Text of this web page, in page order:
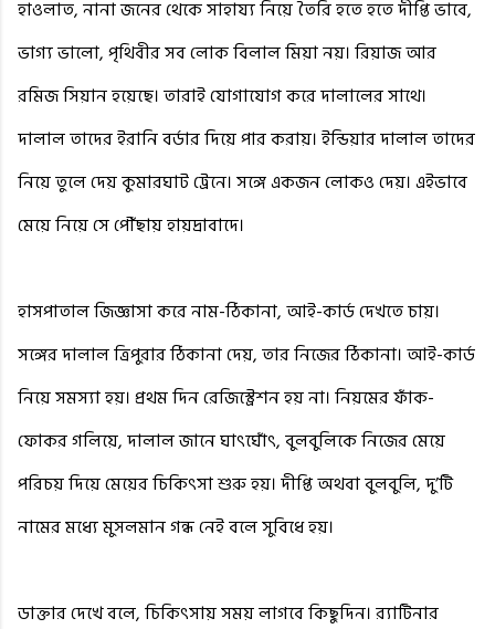
হাওলাত, নানা জনের থেকে সাহায্য নিয়ে তৈরি হতে হতে দীপ্তি ভাবে,
ভাগ্য ভালো, পৃথিবীর সব লোক বিলাল মিয়া নয়। রিয়াজ আর
রমিজ সিয়ান হয়েছে। তারাই যোগাযোগ করে দালালের সাথে।
দালাল তাদের ইরানি বর্ডার দিয়ে পার করায়। ইন্ডিয়ার দালাল তাদের
নিয়ে তুলে দেয় কুমারঘাট ট্রেনে। সঙ্গে একজন লোকও দেয়। এইভাবে
মেয়ে নিয়ে সে পৌঁছায় হায়দ্রাবাদে।
হাসপাতাল জিজ্ঞাসা করে নাম-ঠিকানা, আই-কার্ড দেখতে চায়।
সঙ্গের দালাল ত্রিপুরার ঠিকানা দেয়, তার নিজের ঠিকানা। আই-কার্ড
নিয়ে সমস্যা হয়। প্রথম দিন রেজিস্ট্রেশন হয় না। নিয়মের ফাঁক-
ফোকর গলিয়ে, দালাল জানে ঘাৎঘোঁৎ, বুলবুলিকে নিজের মেয়ে
পরিচয় দিয়ে মেয়ের চিকিৎসা শুরু হয়। দীপ্তি অথবা বুলবুলি, দু’টি
নামের মধ্যে মুসলমান গন্ধ নেই বলে সুবিধে হয়।
ডাক্তার দেখে বলে, চিকিৎসায় সময় লাগবে কিছুদিন। র‍্যাটিনার